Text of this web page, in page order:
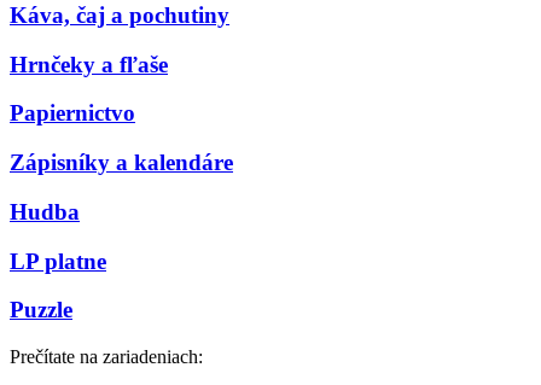
Káva, čaj a pochutiny
Hrnčeky a fľaše
Papiernictvo
Zápisníky a kalendáre
Hudba
LP platne
Puzzle
Prečítate na zariadeniach: